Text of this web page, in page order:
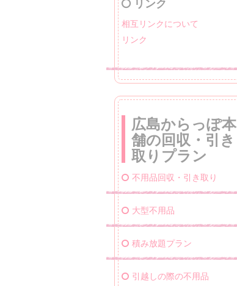
相互リンクについて
リンク
広島からっぽ本
舗の回収・引き
取りプラン
不用品回収・引き取り
大型不用品
積み放題プラン
引越しの際の不用品